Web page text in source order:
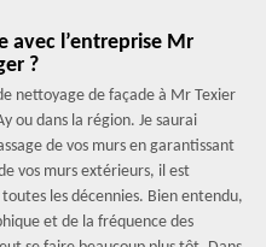
avec l’entreprise Mr
?
nettoyage de façade à Mr Texier
ou dans la région. Je saurai
de vos murs en garantissant
vos murs extérieurs, il est
les décennies. Bien entendu,
et de la fréquence des